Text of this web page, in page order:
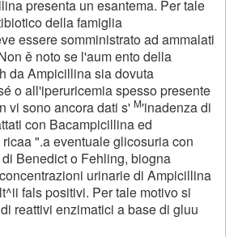
presenta un esantema. Per tale
della famiglia
essere somministrato ad ammalati
ě noto se l'aum ento della
da Ampicillina sia dovuta
o all'iperuricemia spesso presente
vi sono ancora dati s' M'inadenza di
con Bacampicillina ed
".a eventuale glicosuria con
Benedict o Fehling, biogna
urinarie di Ampicillina
fals positivi. Per tale motivo si
reattivi enzimatici a base di gluu